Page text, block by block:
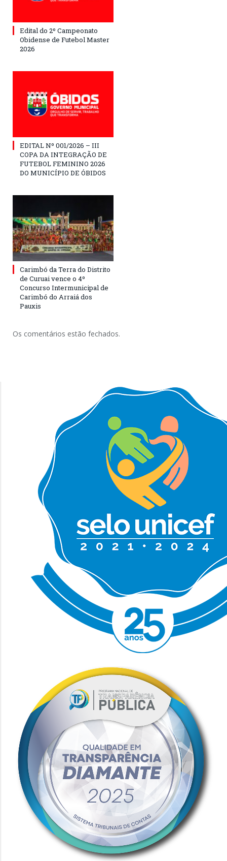
Edital do 2º Campeonato
Obidense de Futebol Master
2026
EDITAL Nº 001/2026 – III
COPA DA INTEGRAÇÃO DE
FUTEBOL FEMININO 2026
DO MUNICÍPIO DE ÓBIDOS
Carimbó da Terra do Distrito
de Curuai vence o 4º
Concurso Intermunicipal de
Carimbó do Arraiá dos
Pauxis
Os comentários estão fechados.